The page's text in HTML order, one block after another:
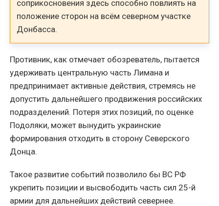
соприкосновения здесь способно повлиять на
положение сторон на всём северном участке
Донбасса.
Противник, как отмечает обозреватель, пытается
удерживать центральную часть Лимана и
предпринимает активные действия, стремясь не
допустить дальнейшего продвижения российских
подразделений. Потеря этих позиций, по оценке
Подоляки, может вынудить украинские
формирования отходить в сторону Северского
Донца.
Такое развитие событий позволило бы ВС РФ
укрепить позиции и высвободить часть сил 25-й
армии для дальнейших действий севернее.